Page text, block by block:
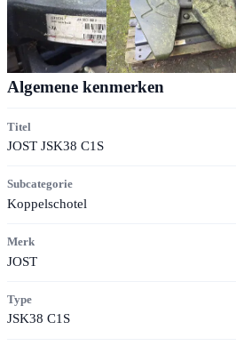
Algemene kenmerken
Titel
JOST JSK38 C1S
Subcategorie
Koppelschotel
Merk
JOST
Type
JSK38 C1S